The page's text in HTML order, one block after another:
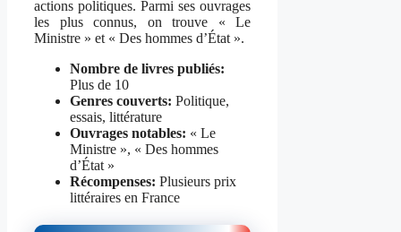
actions politiques. Parmi ses ouvrages
les plus connus, on trouve « Le
Ministre » et « Des hommes d’État ».
Nombre de livres publiés:
Plus de 10
Genres couverts: Politique,
essais, littérature
Ouvrages notables: « Le
Ministre », « Des hommes
d’État »
Récompenses: Plusieurs prix
littéraires en France